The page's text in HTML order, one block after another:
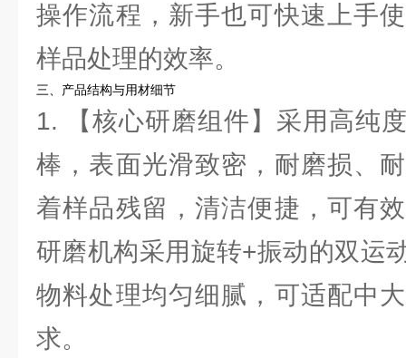
操作流程，新手也可快速上手
样品处理的效率。
三、产品结构与用材细节
1. 【核心研磨组件】采用高纯
棒，表面光滑致密，耐磨损、
着样品残留，清洁便捷，可有
研磨机构采用旋转+振动的双运
物料处理均匀细腻，可适配中
求。